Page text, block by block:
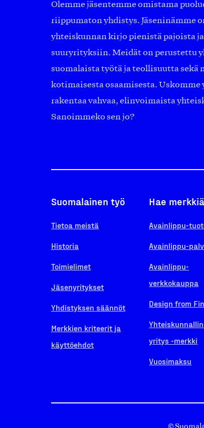
Olemme jäsentemme omistama
riippumaton yhdistys. Jäseninämme
yhteiskunnan kirjo pienistä pajoista
suuryrityksiin. Meidät on perustettu
suomalaista työtä ja teollisuutta sekä
kotimaisesta osaamisesta. Uskomme
rakentaa vahvaa, elinvoimaista
Sanoimmeko sen jo?
Suomalainen työ
Tietoa meistä
Historia
Toimielimet
Jäsenyritykset
Yhdistyksen säännöt
Merkkien kriteerit ja
käyttöehdot
Hae merkkiä
Avainlippu-
Avainlippu-
Avainlippu-
verkkokauppa
Design from
yritys -merkki
Vuosimaksu